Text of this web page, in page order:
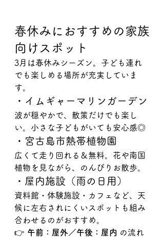
春休みにおすすめの家族
向けスポット
3月は春休みシーズン。子ども連れ
でも楽しめる場所が充実していま
す。
・イムギャーマリンガーデン
波が穏やかで、散策だけでも楽し
い。小さな子どもがいても安心感◎
・宮古島市熱帯植物園
広くて走り回れる＆無料。花や南国
植物を見ながら、のんびりお散歩。
・屋内施設（雨の日用）
資料館・体験施設・カフェなど、天
候に左右されにくいスポットも組み
合わせるのがおすすめ。
👉 午前：屋外／午後：屋内 の流れ